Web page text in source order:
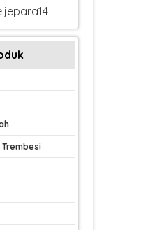
Trembesi